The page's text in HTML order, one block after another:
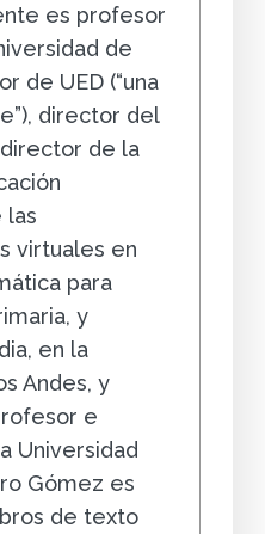
es profesor
de
de UED (“una
director del
de la
las
virtuales en
para
y
en la
Andes, y
e
Universidad
Gómez es
de texto